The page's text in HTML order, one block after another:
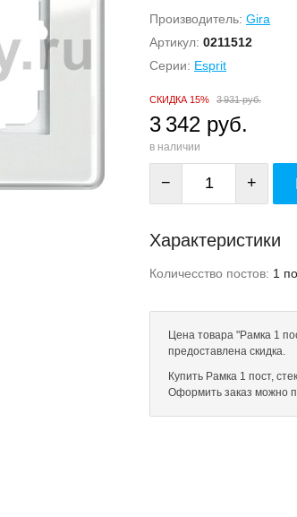
Производитель: Gira
Артикул: 0211512
Серии: Esprit
СКИДКА 15% 3 931 руб.
3 342 руб.
в наличии
− +
Характеристики
Количесство постов: 1
Цена товара "Рамка 1
предоставлена скидка.
Купить Рамка 1 пост,
Оформить заказ можно